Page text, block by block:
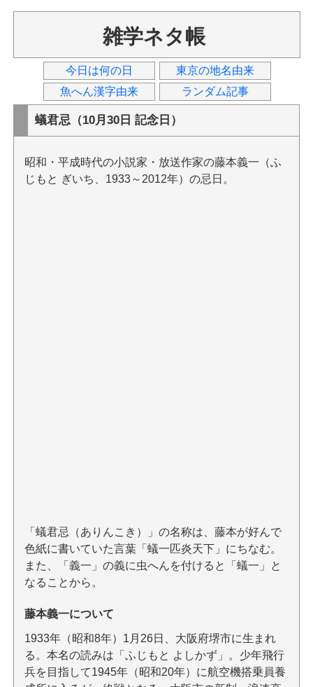
雑学ネタ帳
今日は何の日
東京の地名由来
魚へん漢字由来
ランダム記事
蟻君忌（10月30日 記念日）
昭和・平成時代の小説家・放送作家の藤本義一（ふ
じもと ぎいち、1933～2012年）の忌日。
「蟻君忌（ありんこき）」の名称は、藤本が好んで
色紙に書いていた言葉「蟻一匹炎天下」にちなむ。
また、「義一」の義に虫へんを付けると「蟻一」と
なることから。
藤本義一について
1933年（昭和8年）1月26日、大阪府堺市に生まれ
る。本名の読みは「ふじもと よしかず」。少年飛行
兵を目指して1945年（昭和20年）に航空機搭乗員養